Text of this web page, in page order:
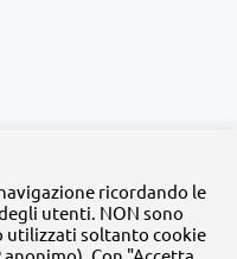
riservati | MyFpm è un
ricordando le
utenti. NON sono
utilizzati soltanto cookie